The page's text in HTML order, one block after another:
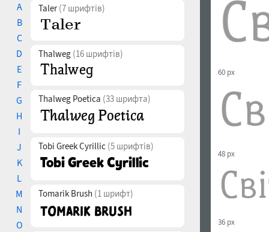
A
B
C
D
E
F
G
H
I
J
K
L
M
N
O
Taler(7 шрифтів)
Thalweg (16 шрифтів)
Thalweg Poetica (33 шрифта)
Tobi Greek Cyrillic (5 шрифтів)
Tomarik Brush (1 шрифт)
60 px
48 px
36 px